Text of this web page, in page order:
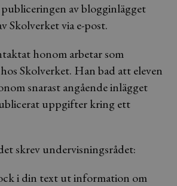
av blogginlägget
Skolverket via e-post.
honom arbetar som
Skolverket. Han bad att eleven
snarast angående inlägget
uppgifter kring ett
skrev undervisningsrådet:
i din text ut information om